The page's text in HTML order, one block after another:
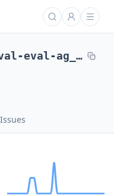
autoeval-eval-ag_news-default-d8388c-69061145638
Issues